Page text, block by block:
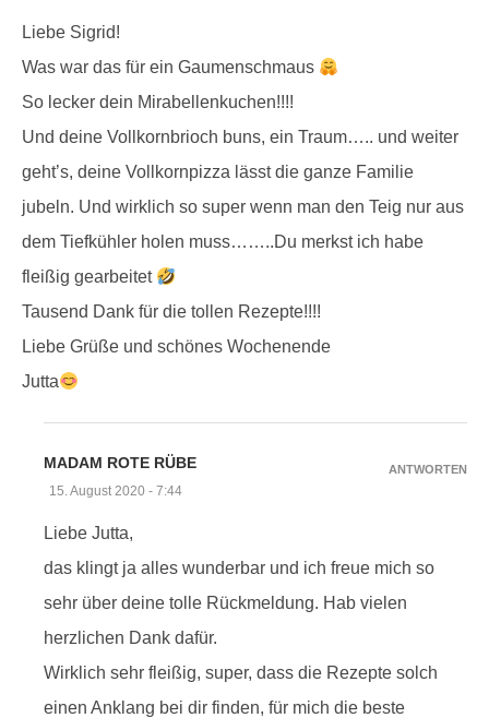
Liebe Sigrid!
Was war das für ein Gaumenschmaus
So lecker dein Mirabellenkuchen!!!!
Und deine Vollkornbrioch buns, ein Traum….. und weiter
geht’s, deine Vollkornpizza lässt die ganze Familie
jubeln. Und wirklich so super wenn man den Teig nur aus
dem Tiefkühler holen muss……..Du merkst ich habe
fleißig gearbeitet
Tausend Dank für die tollen Rezepte!!!!
Liebe Grüße und schönes Wochenende
Jutta
MADAM ROTE RÜBE
15. August 2020 - 7:44
Liebe Jutta,
das klingt ja alles wunderbar und ich freue mich so
sehr über deine tolle Rückmeldung. Hab vielen
herzlichen Dank dafür.
Wirklich sehr fleißig, super, dass die Rezepte solch
einen Anklang bei dir finden, für mich die beste
ANTWORTEN